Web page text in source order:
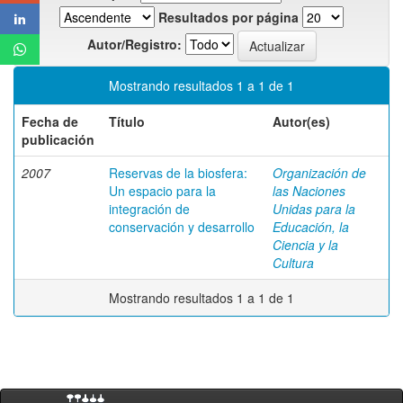
Resultados por página
Autor/Registro:
Mostrando resultados 1 a 1 de 1
Fecha de
publicación
Título Autor(es)
2007
Reservas de la biosfera:
Un espacio para la
integración de
conservación y desarrollo
Organización de
las Naciones
Unidas para la
Educación, la
Ciencia y la
Cultura
Mostrando resultados 1 a 1 de 1